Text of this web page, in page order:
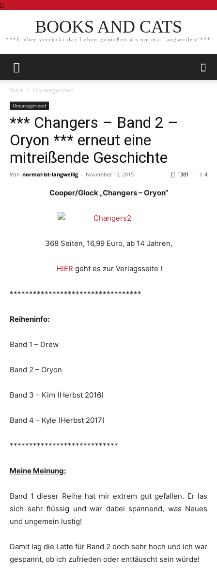
BOOKS AND CATS
***Lieber verrückt das Leben genießen als normal langweilen!***
Start Uncategorized
Uncategorized
*** Changers – Band 2 –
Oryon *** erneut eine
mitreißende Geschichte
Von normal-ist-langweilig - November 15, 2015 4
1381
Cooper/Glock „Changers – Oryon“
368 Seiten, 16,99 Euro, ab 14 Jahren,
HIER geht es zur Verlagsseite !
**********************************
Reiheninfo:
Band 1 – Drew
Band 2 – Oryon
Band 3 – Kim (Herbst 2016)
Band 4 – Kyle (Herbst 2017)
****************************
Meine Meinung:
Band 1 dieser Reihe hat mir extrem gut gefallen. Er las
sich sehr flüssig und war dabei spannend, was Neues
und ungemein lustig!
Damit lag die Latte für Band 2 doch sehr hoch und ich war
gespannt, ob ich zufrieden oder enttäuscht sein würde!